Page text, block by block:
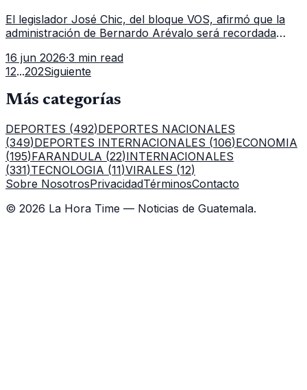
El legislador José Chic, del bloque VOS, afirmó que la
administración de Bernardo Arévalo será recordada
construye carreteras nuevas ni pavimenta, solo bachea.
16 jun 2026·3 min read
12...202Siguiente
Más categorías
DEPORTES (492)DEPORTES NACIONALES
(349)DEPORTES INTERNACIONALES (106)ECONOMIA
(195)FARANDULA (22)INTERNACIONALES
(331)TECNOLOGIA (11)VIRALES (12)
Sobre NosotrosPrivacidadTérminosContacto
© 2026 La Hora Time — Noticias de Guatemala.